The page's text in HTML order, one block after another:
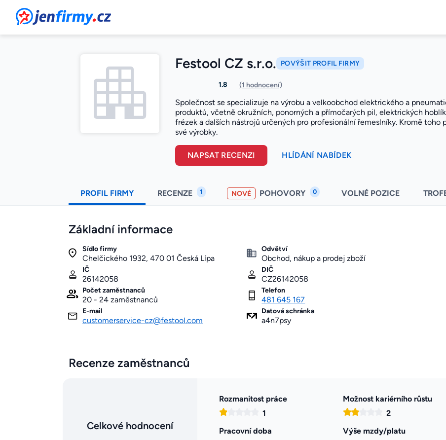
JenFirmy.cz
Festool CZ s.r.o. POVÝŠIT PROFIL FIRMY
1.8 (1 hodnocení)
Společnost se specializuje na výrobu a velkoobchod elektrického a
produktů, včetně okružních, ponorných a přímočarých pil, elektrických
frézek a dalších nástrojů určených pro profesionální řemeslníky. Kromě toho
své výrobky.
NAPSAT RECENZI HLÍDÁNÍ NABÍDEK
PROFIL FIRMY RECENZE 1 NOVÉ POHOVORY 0 VOLNÉ POZICE
Základní informace
Sídlo firmy
Chelčického 1932, 470 01 Česká Lípa
Odvětví
Obchod, nákup a prodej zboží
IČ
26142058
DIČ
CZ26142058
Počet zaměstnanců
20 - 24 zaměstnanců
Telefon
481 645 167
E-mail
customerservice-cz@festool.com
Datová schránka
a4n7psy
Recenze zaměstnanců
Celkové hodnocení
Rozmanitost práce
1
Možnost kariérního růstu
2
Pracovní doba
Výše mzdy/platu